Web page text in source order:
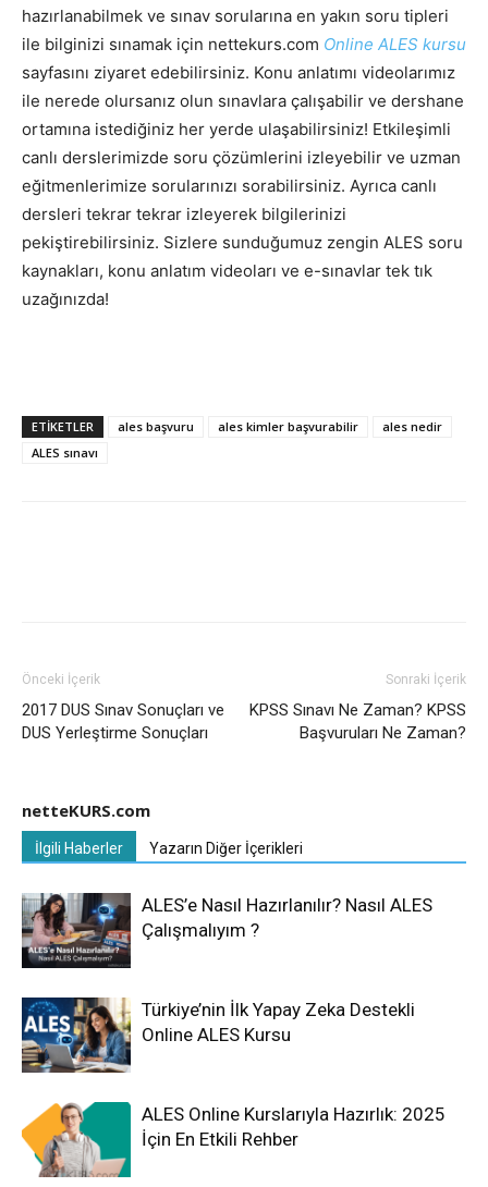
hazırlanabilmek ve sınav sorularına en yakın soru tipleri
ile bilginizi sınamak için nettekurs.com Online ALES kursu
sayfasını ziyaret edebilirsiniz. Konu anlatımı videolarımız
ile nerede olursanız olun sınavlara çalışabilir ve dershane
ortamına istediğiniz her yerde ulaşabilirsiniz! Etkileşimli
canlı derslerimizde soru çözümlerini izleyebilir ve uzman
eğitmenlerimize sorularınızı sorabilirsiniz. Ayrıca canlı
dersleri tekrar tekrar izleyerek bilgilerinizi
pekiştirebilirsiniz. Sizlere sunduğumuz zengin ALES soru
kaynakları, konu anlatım videoları ve e-sınavlar tek tık
uzağınızda!
ETIKETLER ales başvuru ales kimler başvurabilir
ales nedir
ALES sınavı
Önceki İçerik
2017 DUS Sınav Sonuçları ve
DUS Yerleştirme Sonuçları
Sonraki İçerik
KPSS Sınavı Ne Zaman? KPSS
Başvuruları Ne Zaman?
netteKURS.com
İlgili Haberler Yazarın Diğer İçerikleri
ALES’e Nasıl Hazırlanılır? Nasıl ALES
Çalışmalıyım ?
Türkiye’nin İlk Yapay Zeka Destekli
Online ALES Kursu
ALES Online Kurslarıyla Hazırlık: 2025
İçin En Etkili Rehber